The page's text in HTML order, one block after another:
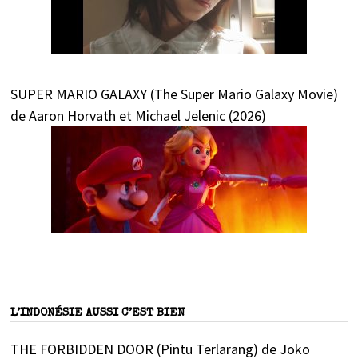
SUPER MARIO GALAXY (The Super Mario Galaxy Movie)
de Aaron Horvath et Michael Jelenic (2026)
L’INDONÉSIE AUSSI C’EST BIEN
THE FORBIDDEN DOOR (Pintu Terlarang) de Joko